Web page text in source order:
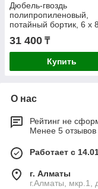
Дюбель-гвоздь
полипропиленовый,
потайный бортик, 6 x
301340-06-080)
31 400 ₸
Купить
О нас
Рейтинг не
Менее 5 отзывов
Работает с
г. Алматы
г.Алматы, мкр.1,